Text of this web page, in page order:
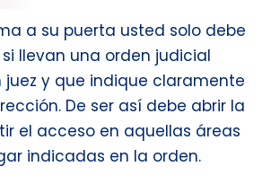
a su puerta usted solo debe
llevan una orden judicial
y que indique claramente
De ser así debe abrir la
el acceso en aquellas áreas
indicadas en la orden.